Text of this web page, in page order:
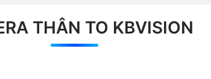
THÂN TO KBVISION